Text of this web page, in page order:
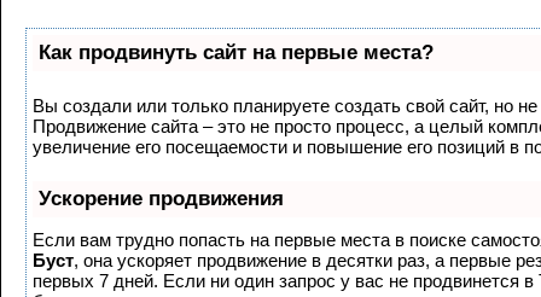
Как продвинуть сайт на первые места?
Вы создали или только планируете создать свой сайт, но не
Продвижение сайта – это не просто процесс, а целый
увеличение его посещаемости и повышение его позиций в
Ускорение продвижения
Если вам трудно попасть на первые места в поиске
Буст, она ускоряет продвижение в десятки раз, а первые
первых 7 дней. Если ни один запрос у вас не продвинется